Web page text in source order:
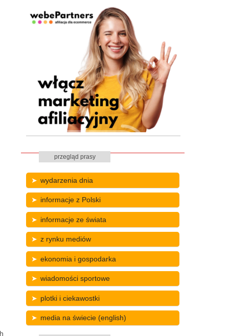
przegląd prasy
wydarzenia dnia
informacje z Polski
informacje ze świata
z rynku mediów
ekonomia i gospodarka
wiadomości sportowe
plotki i ciekawostki
media na świecie (english)